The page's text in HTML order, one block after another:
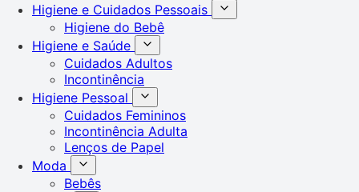
Higiene e Cuidados Pessoais
Higiene do Bebê
Higiene e Saúde
Cuidados Adultos
Incontinência
Higiene Pessoal
Cuidados Femininos
Incontinência Adulta
Lenços de Papel
Moda
Bebês